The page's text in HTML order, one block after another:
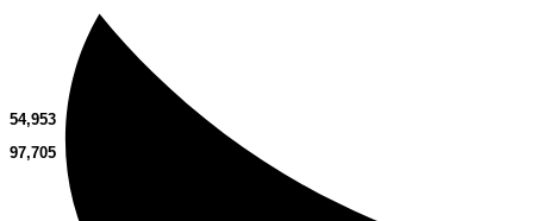
SURAU AS-SIDDIQIN
54,953
97,705